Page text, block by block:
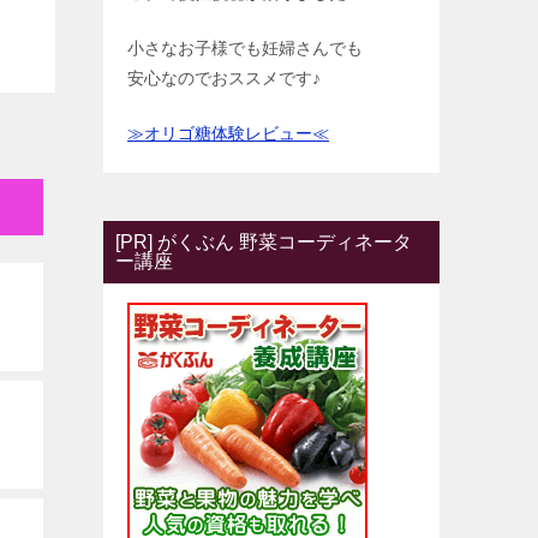
小さなお子様でも妊婦さんでも
安心なのでおススメです♪
≫オリゴ糖体験レビュー≪
[PR] がくぶん 野菜コーディネータ
ー講座